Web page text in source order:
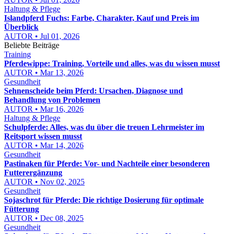
Haltung & Pflege
Islandpferd Fuchs: Farbe, Charakter, Kauf und Preis im
Überblick
AUTOR • Jul 01, 2026
Beliebte Beiträge
Training
Pferdewippe: Training, Vorteile und alles, was du wissen musst
AUTOR • Mar 13, 2026
Gesundheit
Sehnenscheide beim Pferd: Ursachen, Diagnose und
Behandlung von Problemen
AUTOR • Mar 16, 2026
Haltung & Pflege
Schulpferde: Alles, was du über die treuen Lehrmeister im
Reitsport wissen musst
AUTOR • Mar 14, 2026
Gesundheit
Pastinaken für Pferde: Vor- und Nachteile einer besonderen
Futterergänzung
AUTOR • Nov 02, 2025
Gesundheit
Sojaschrot für Pferde: Die richtige Dosierung für optimale
Fütterung
AUTOR • Dec 08, 2025
Gesundheit